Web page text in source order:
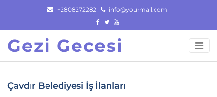
content
+2808272282 info@yourmail.com
Gezi Gecesi
Çavdır Belediyesi İş İlanları